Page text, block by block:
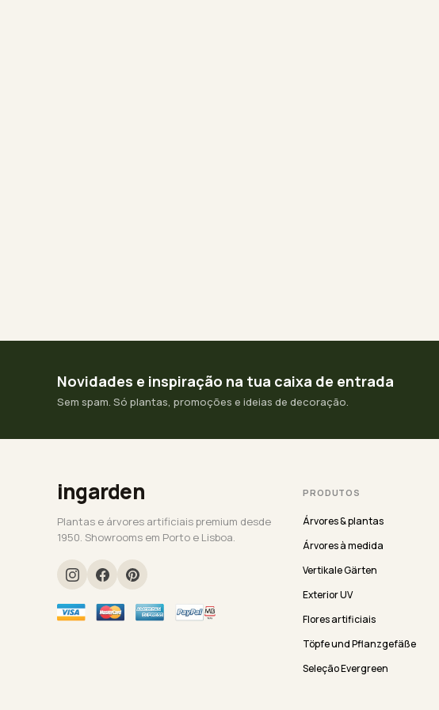
Novidades e inspiração na tua caixa de entrada
Sem spam. Só plantas, promoções e ideias de decoração.
ingarden
Plantas e árvores artificiais premium desde
1950. Showrooms em Porto e Lisboa.
PRODUTOS
Árvores & plantas
Árvores à medida
Vertikale Gärten
Exterior UV
Flores artificiais
Töpfe und Pflanzgefäße
Seleção Evergreen